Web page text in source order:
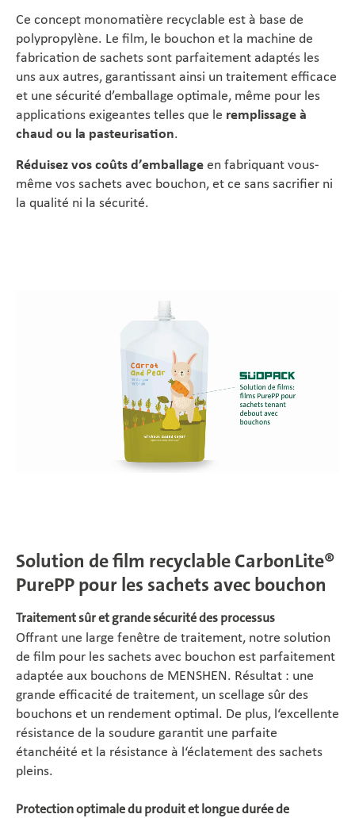
Ce concept monomatière recyclable est à base de
polypropylène. Le film, le bouchon et la machine de
fabrication de sachets sont parfaitement adaptés les
uns aux autres, garantissant ainsi un traitement efficace
et une sécurité d’emballage optimale, même pour les
applications exigeantes telles que le remplissage à
chaud ou la pasteurisation.
Réduisez vos coûts d’emballageen fabriquant vous-
même vos sachets avec bouchon, et ce sans sacrifier ni
la qualité ni la sécurité.
Solution de film recyclable CarbonLite®
PurePP pour les sachets avec bouchon
Traitement sûr et grande sécurité des processus
Offrant une large fenêtre de traitement, notre solution
de film pour les sachets avec bouchon est parfaitement
adaptée aux bouchons de MENSHEN. Résultat : une
grande efficacité de traitement, un scellage sûr des
bouchons et un rendement optimal. De plus, l‘excellente
résistance de la soudure garantit une parfaite
étanchéité et la résistance à l‘éclatement des sachets
pleins.
Protection optimale du produit et longue durée de